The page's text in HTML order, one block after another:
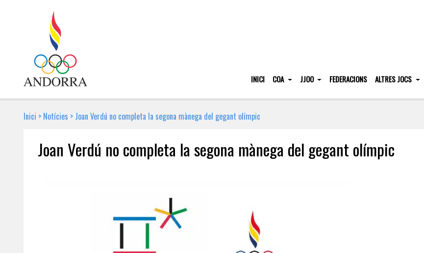
INICI COA JJOO FEDERACIONS ALTRES JOCS
Inici > Notícies > Joan Verdú no completa la segona mànega del gegant olímpic
Joan Verdú no completa la segona mànega del gegant olímpic